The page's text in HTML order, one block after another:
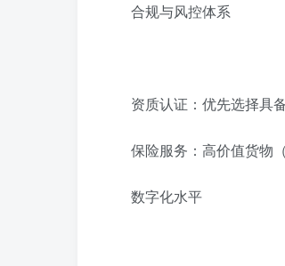
‌合规与风控体系‌
资质认证‌：优先选择具
保险服务‌：高价值货物
‌数字化水平‌